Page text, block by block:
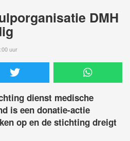
DMH
uur
dienst medische
is een donatie-actie
op en de stichting dreigt